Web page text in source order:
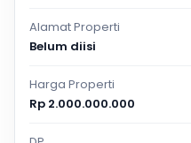
Alamat Properti
Belum diisi
Harga Properti
Rp 2.000.000.000